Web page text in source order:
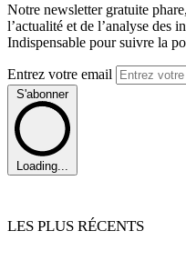
Notre newsletter gratuite
l’actualité et de l’analyse des
Indispensable pour suivre la
Entrez votre email
S'abonner
Loading...
LES PLUS RÉCENTS